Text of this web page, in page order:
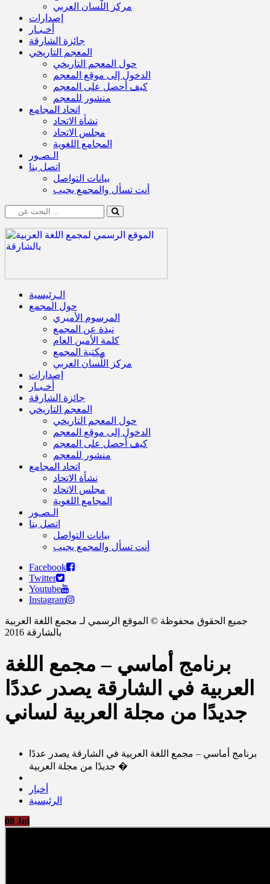
مركز اللّسان العربي
إصدارات
أخـبـار
جائزة الشارقة
المعجم التاريخي
حول المعجم التاريخي
الدخول إلى موقع المعجم
كيف أحصل على المعجم
منشور للمعجم
اتحاد المجامع
نشأة الاتحاد
مجلس الاتحاد
المجامع اللغوية
الـصـور
اتصل بنا
بيانات التواصل
أنت تسأل والمجمع يجيب
الـرئيسية
حول المجمع
المرسوم الأميري
نبذة عن المجمع
كلمة الأمين العام
مكتبة المجمع
مركز اللّسان العربي
إصدارات
أخـبـار
جائزة الشارقة
المعجم التاريخي
حول المعجم التاريخي
الدخول إلى موقع المعجم
كيف أحصل على المعجم
منشور للمعجم
اتحاد المجامع
نشأة الاتحاد
مجلس الاتحاد
المجامع اللغوية
الـصـور
اتصل بنا
بيانات التواصل
أنت تسأل والمجمع يجيب
Facebook
Twitter
Youtube
Instagram
جميع الحقوق محفوظة © الموقع الرسمي لـ مجمع اللغة العربية
بالشارقة 2016
برنامج أماسي – مجمع اللغة
العربية في الشارقة يصدر عددًا
جديدًا من مجلة العربية لساني
برنامج أماسي – مجمع اللغة العربية في الشارقة يصدر عددًا
جديدًا من مجلة العربية �
أخبار
الرئيسية
08 Jul